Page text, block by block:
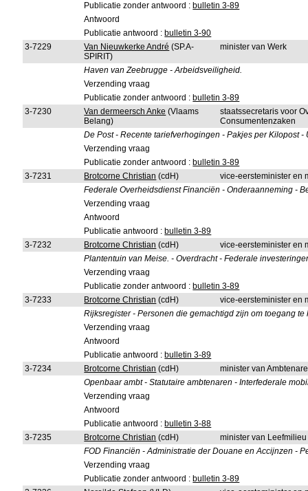
Publicatie zonder antwoord : bulletin 3-89
Antwoord
Publicatie antwoord : bulletin 3-90
3-7229
Van Nieuwkerke André (SP.A-
SPIRIT)
minister van Werk
Haven van Zeebrugge - Arbeidsveiligheid.
Verzending vraag
Publicatie zonder antwoord : bulletin 3-89
3-7230
Van dermeersch Anke (Vlaams
Belang)
staatssecretaris voor
Consumentenzaken
De Post - Recente tariefverhogingen - Pakjes per Kilopost
Verzending vraag
Publicatie zonder antwoord : bulletin 3-89
3-7231
Brotcorne Christian (cdH)
vice-eersteminister en
Federale Overheidsdienst Financiën - Onderaanneming -
Verzending vraag
Antwoord
Publicatie antwoord : bulletin 3-89
3-7232
Brotcorne Christian (cdH)
vice-eersteminister en
Plantentuin van Meise. - Overdracht - Federale
Verzending vraag
Publicatie zonder antwoord : bulletin 3-89
3-7233
Brotcorne Christian (cdH)
vice-eersteminister en
Rijksregister - Personen die gemachtigd zijn om toegang
Verzending vraag
Antwoord
Publicatie antwoord : bulletin 3-89
3-7234
Brotcorne Christian (cdH)
minister van
Openbaar ambt - Statutaire ambtenaren - Interfederale
Verzending vraag
Antwoord
Publicatie antwoord : bulletin 3-88
3-7235
Brotcorne Christian (cdH)
minister van
FOD Financiën - Administratie der Douane en Accijnzen -
Verzending vraag
Publicatie zonder antwoord : bulletin 3-89